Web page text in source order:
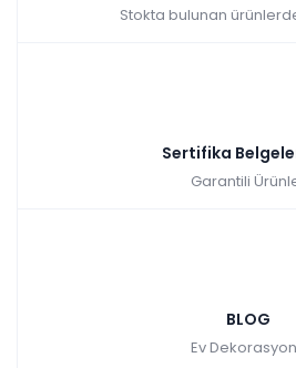
Stokta bulunan
Sertifika
Garantili
BLOG
Ev